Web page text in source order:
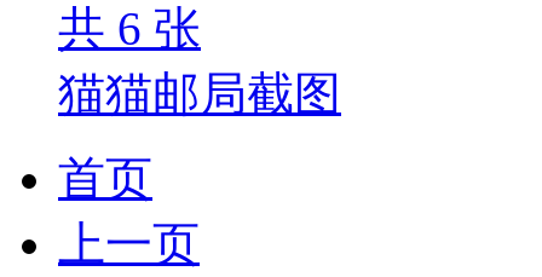
共 6 张
猫猫邮局截图
首页
上一页